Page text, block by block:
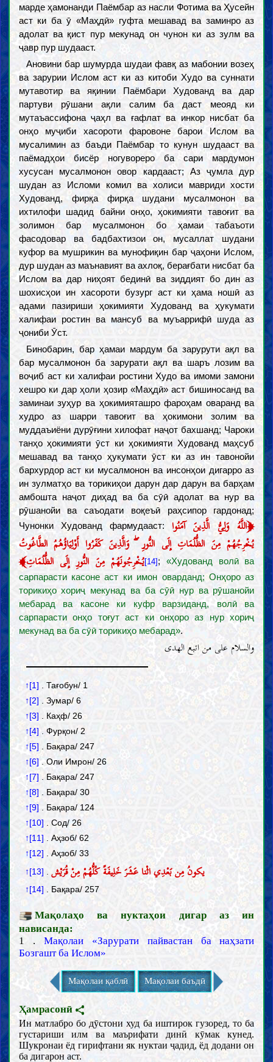
марде ҳамонанди Паёмбар аз насли Фотима ва Ҳусейн
аст ки ба ӯ «Маҳдӣ» гуфта мешавад ва заминро аз
адолат ва қист пур мекунад он чунон ки аз зулм ва
ҷавр пур шудааст.
Ановини бар шумурда шудаи фавқ аз мабонии возеҳ
ва зарурии Ислом аст ки аз китоби Худо ва суннати
мутавотир ва яқинии Паёмбари Худованд ва дар
партуви рӯшани ақли салим ба даст меояд ки
мутаъассифона ҷаҳл ва ғафлат ва инкор нисбат ба
онҳо муҷиби хасороти фаровоне барои Ислом ва
мусалимин аз баъди Паёмбар то кунун шудааст ва
паёмадҳои бисёр ногувореро ба сари мардумон
хусусан мусалмонон овор кардааст; Аз ҷумла дур
шудан аз Исломи комил ва холиси мавриди хости
Худованд, фирқа фирқа шудани мусалмонон ва
ихтилофи шадид байни онҳо, ҳокимияти тавоғит ва
золимон бар мусалмонон бо ҳамаи табаъоти
фасодовар ва бадбахтизои он, мусаллат шудани
куфор ва мушрикин ва мунофиқин бар ҷаҳони Ислом,
дур шудан аз маънавият ва ахлоқ, берағбати нисбат ба
Ислом ва дар ниҳоят бединӣ ва зиддият бо дин аз
шохисҳои ин хасороти бузург аст ки ҳама ношӣ аз
адами пазириши ҳокимияти Худованд ва ҳукумати
халифаи ростин ва мансуб ва муъаррифӣ шуда аз
ҷониби Ӯст.
Бинобарин, бар ҳамаи мардум ба зарурути ақл ва
бар мусалмонон ба зарурати ақл ва шаръ лозим ва
воҷиб аст ки халифаи ростини Худо ва имоми замони
хешро ки дар ҳоли ҳозир «Маҳдӣ» аст бишиносанд ва
заминаи зуҳур ва ҳокимияташро фароҳам оваранд ва
худро аз шарри тавоғит ва ҳокимони золим ва
муддаъиёни дурӯғини хилофат наҷот бахшанд; Чароки
танҳо ҳокимияти ӯст ки ҳокимияти Худованд маҳсуб
мешавад ва танҳо ҳукумати ӯст ки аз ин тавонойи
бархурдор аст ки мусалмонон ва инсонҳои дигарро аз
ин зулматҳо ва торикиҳои дарун дар дарун ва барҳам
амбошта наҷот диҳад ва ба сӯӣ адолат ва нур ва
рӯшанойи ва саъодати воқеъӣ раҳсипор гардонад;
Чунонки Худованд фармудааст:
﴿اللَّهُ وَلِيُّ الَّذِينَ آمَنُوا
يُخْرِجُهُمْ مِنَ الظُّلُمَاتِ إِلَى النُّورِ ۖ وَالَّذِينَ كَفَرُوا أَوْلِيَاؤُهُمُ الطَّاغُوتُ
يُخْرِجُونَهُمْ مِنَ النُّورِ إِلَى الظُّلُمَاتِ﴾ [14] ;«Худованд волӣ ва
сарпарасти касоне аст ки имон оварданд; Онҳоро аз
торикиҳо хориҷ мекунад ва ба сӯӣ нур ва рӯшанойи
мебарад ва касоне ки куфр варзиданд, волӣ ва
сарпарасти онҳо тоғут аст ки онҳоро аз нур хориҷ
мекунад ва ба сӯӣ торикиҳо мебарад».
والسلام علی من اتبع الهدی
↑[1]
. Тағобун/ 1
↑[2]
. Зумар/ 6
↑[3]
. Каҳф/ 26
↑[4]
. Фурқон/ 2
↑[5]
. Бақара/ 247
↑[6] . Оли Имрон/ 26
↑[7]
. Бақара/ 247
↑[8]
. Бақара/ 30
↑[9]
. Бақара/ 124
↑[10]
. Сод/ 26
↑[11]
. Аҳзоб/ 62
↑[12]
. Аҳзоб/ 33
↑[13]
یکونُ مِن بَعْدِي اثْنا عَشَرَ خَلِیفَةً کُلُّهُمْ مِنْ قُرَیْش
↑[14] . Бақара/ 257
Мақолаҳо ва нуктаҳои дигар аз ин
нависанда:
1 . Мақолаи «Зарурати пайвастан ба наҳзати
Бозгашт ба Ислом»
Мақолаи қаблӣ Мақолаи баъдӣ
Ҳамрасонӣ
Ин матлабро бо дӯстони худ ба иштирок гузоред, то ба
густариши илм ва маърифати динӣ кӯмак кунед.
Шукронаи ёд гирифтани як нуктаи ҷадид, ёд додани он
ба дигарон аст.